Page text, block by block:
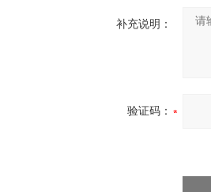
补充说明：
验证码：